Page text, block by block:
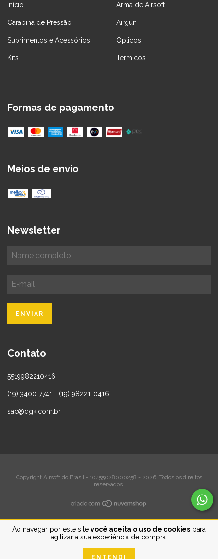
Ao navegar por este site você aceita o uso de cookies para
agilizar a sua experiência de compra.
ENTENDI
Início Arma de Airsoft
Carabina de Pressão Airgun
Suprimentos e Acessórios Ópticos
Kits Térmicos
Formas de pagamento
Meios de envio
Newsletter
Contato
5519982210416
(19) 3400-7741 - (19) 98221-0416
sac@qgk.com.br
Copyright Airsoft do Brasil - 10455028000258 - 2026. Todos os direitos
reservados.